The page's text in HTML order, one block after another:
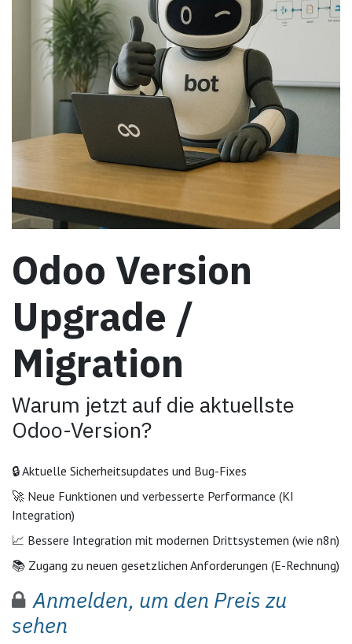
Odoo Version
Upgrade /
Migration
Warum jetzt auf die aktuellste
Odoo-Version?
🔒 Aktuelle Sicherheitsupdates und Bug-Fixes
🚀 Neue Funktionen und verbesserte Performance (KI
Integration)
📈 Bessere Integration mit modernen Drittsystemen (wie n8n)
📚 Zugang zu neuen gesetzlichen Anforderungen (E-Rechnung)
Anmelden, um den Preis zu
sehen